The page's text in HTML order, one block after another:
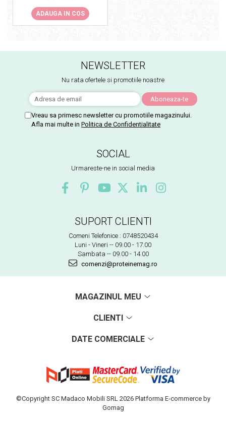
ADAUGA IN COS
NEWSLETTER
Nu rata ofertele si promotiile noastre
Vreau sa primesc newsletter cu promotiile magazinului.
Afla mai multe in Politica de Confidentialitate
SOCIAL
Urmareste-ne in social media
SUPORT CLIENTI
Comeni Telefonice : 0748520434
Luni - Vineri -- 09.00 - 17.00
Sambata -- 09.00 - 14.00
comenzi@proteinemag.ro
MAGAZINUL MEU
CLIENTI
DATE COMERCIALE
©Copyright SC Madaco Mobili SRL 2026 Platforma E-commerce by
Gomag